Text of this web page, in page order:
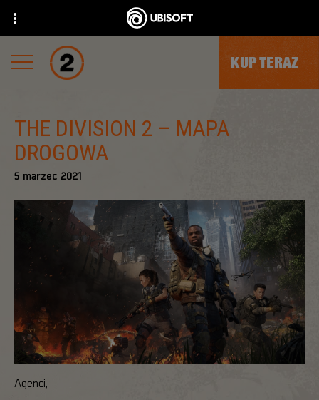
KUP TERAZ
5 marzec 2021
THE DIVISION 2 – MAPA
DROGOWA
Agenci,